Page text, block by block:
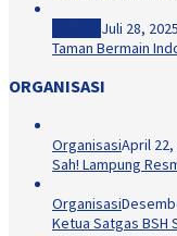
Juli 28, 2025
Taman Bermain
ORGANISASI
OrganisasiApril 22,
Sah! Lampung
Organisasi
Ketua Satgas BSH